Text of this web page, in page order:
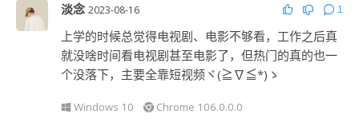
淡念 2023-08-16 1
上学的时候总觉得电视剧、电影不够看，工作之后真
就没啥时间看电视剧甚至电影了，但热门的真的也一
个没落下，主要全靠短视频ヾ(≧∇≦*)ゝ
Windows 10 Chrome 106.0.0.0